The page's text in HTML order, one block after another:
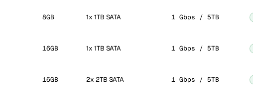
8GB 1x 1TB SATA 1 Gbps / 5TB
16GB 1x 1TB SATA 1 Gbps / 5TB
16GB 2x 2TB SATA 1 Gbps / 5TB